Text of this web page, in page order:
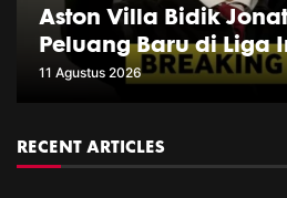
Aston Villa Bidik
Peluang Baru di Liga
11 Agustus 2026
RECENT ARTICLES